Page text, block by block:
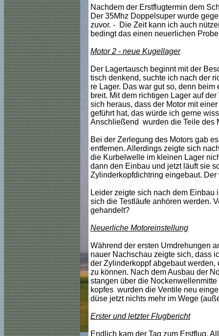
Nachdem der Erstflugtermin dem
Der 35Mhz Doppelsuper wurde
zuvor. - Die Zeit kann ich auch
bedingt das einen neuerlichen
Motor 2 - neue Kugellager
Der Lagertausch beginnt mit der
tisch denkend, suchte ich nach der
re Lager. Das war gut so, denn
breit. Mit dem richtigen Lager auf
sich heraus, dass der Motor mit
geführt hat, das würde ich gerne
Anschließend wurden die Teile des
Bei der Zerlegung des Motors gab
entfernen. Allerdings zeigte sich
die Kurbelwelle im kleinen Lager
dann den Einbau und jetzt läuft sie
Zylinderkopfdichtring eingebaut.
Leider zeigte sich nach dem
sich die Testläufe anhören werden.
gehandelt?
Neuerliche Motoreinstellung
Während der ersten Umdrehungen
nauer Nachschau zeigte sich, dass
der Zylinderkoppf abgebaut
zu können. Nach dem Ausbau der
stangen über die
kopfes wurden die Ventile neu
düse jetzt nichts mehr im Wege
Erster und letzter Flugbericht
Endlich kam der Tag zum Erstflug.